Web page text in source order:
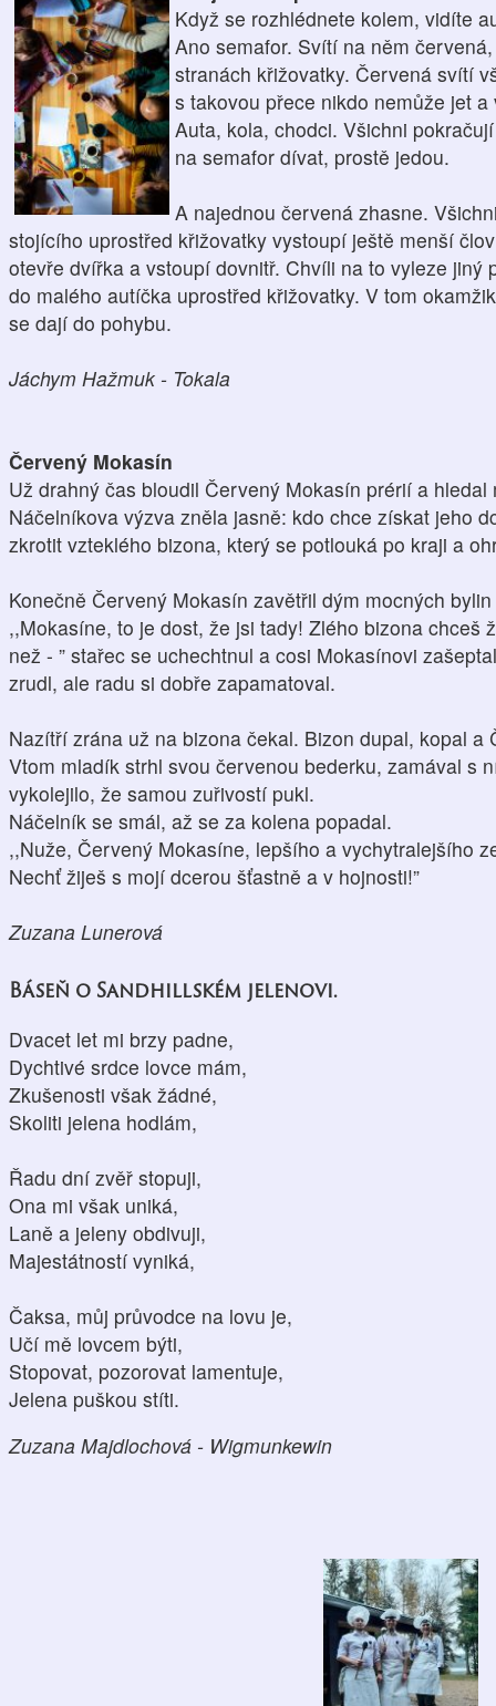
Když se rozhlédnete kolem, vidíte
Ano semafor. Svítí na něm
stranách křižovatky. Červená svítí
s takovou přece nikdo nemůže jet
Auta, kola, chodci. Všichni
na semafor dívat, prostě jedou.
A najednou červená zhasne.
stojícího uprostřed křižovatky vystoupí ještě menší
otevře dvířka a vstoupí dovnitř. Chvíli na to vyleze jiný
do malého autíčka uprostřed křižovatky. V tom
se dají do pohybu.
Jáchym Hažmuk - Tokala
Červený Mokasín
Už drahný čas bloudil Červený Mokasín prérií a
Náčelníkova výzva zněla jasně: kdo chce získat jeho
zkrotit vzteklého bizona, který se potlouká po kraji a
Konečně Červený Mokasín zavětřil dým mocných
,,Mokasíne, to je dost, že jsi tady! Zlého bizona chceš
než - ” stařec se uchechtnul a cosi Mokasínovi
zrudl, ale radu si dobře zapamatoval.
Nazítří zrána už na bizona čekal. Bizon dupal, kopal
Vtom mladík strhl svou červenou bederku, zamával s
vykolejilo, že samou zuřivostí pukl.
Náčelník se smál, až se za kolena popadal.
,,Nuže, Červený Mokasíne, lepšího a vychytralejšího
Nechť žiješ s mojí dcerou šťastně a v hojnosti!”
Zuzana Lunerová
Báseň o Sandhillském jelenovi.
Dvacet let mi brzy padne,
Dychtivé srdce lovce mám,
Zkušenosti však žádné,
Skoliti jelena hodlám,
Řadu dní zvěř stopuji,
Ona mi však uniká,
Laně a jeleny obdivuji,
Majestátností vyniká,
Čaksa, můj průvodce na lovu je,
Učí mě lovcem býti,
Stopovat, pozorovat lamentuje,
Jelena puškou stíti.
Zuzana Majdlochová - Wigmunkewin